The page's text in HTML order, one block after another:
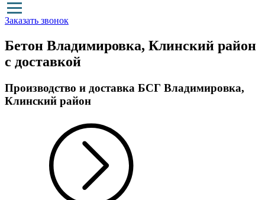
Заказать звонок
Бетон Владимировка, Клинский район
с доставкой
Производство и доставка БСГ Владимировка,
Клинский район